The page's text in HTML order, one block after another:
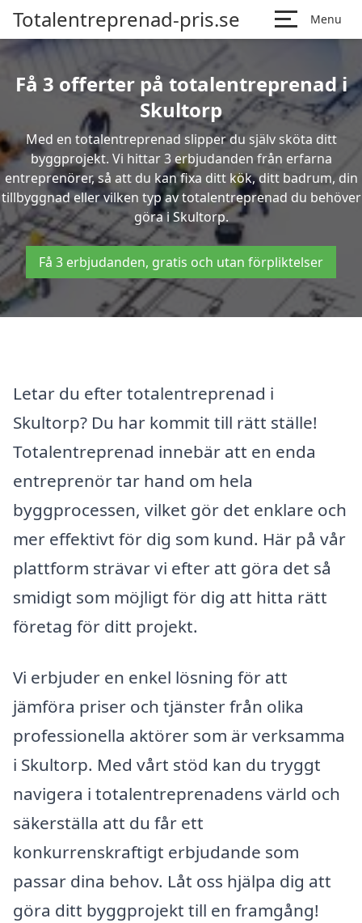
Totalentreprenad-pris.se Menu
Få 3 offerter på totalentreprenad i
Skultorp
Med en totalentreprenad slipper du själv sköta ditt
byggprojekt. Vi hittar 3 erbjudanden från erfarna
entreprenörer, så att du kan fixa ditt kök, ditt badrum, din
tillbyggnad eller vilken typ av totalentreprenad du behöver
göra i Skultorp.
Få 3 erbjudanden, gratis och utan förpliktelser
Letar du efter totalentreprenad i
Skultorp? Du har kommit till rätt ställe!
Totalentreprenad innebär att en enda
entreprenör tar hand om hela
byggprocessen, vilket gör det enklare och
mer effektivt för dig som kund. Här på vår
plattform strävar vi efter att göra det så
smidigt som möjligt för dig att hitta rätt
företag för ditt projekt.
Vi erbjuder en enkel lösning för att
jämföra priser och tjänster från olika
professionella aktörer som är verksamma
i Skultorp. Med vårt stöd kan du tryggt
navigera i totalentreprenadens värld och
säkerställa att du får ett
konkurrenskraftigt erbjudande som
passar dina behov. Låt oss hjälpa dig att
göra ditt byggprojekt till en framgång!